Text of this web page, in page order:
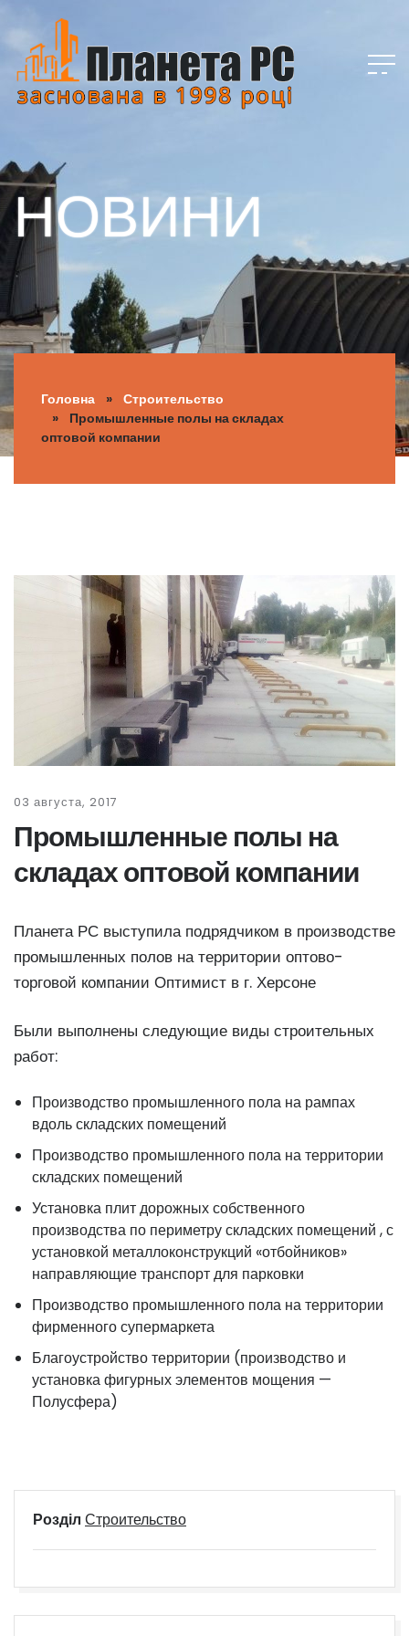
НОВИНИ
Головна » Строительство
» Промышленные полы на складах
оптовой компании
03 августа, 2017
Промышленные полы на
складах оптовой компании
Планета РС выступила подрядчиком в производстве
промышленных полов на территории оптово-
торговой компании Оптимист в г. Херсоне
Были выполнены следующие виды строительных
работ:
Производство промышленного пола на рампах
вдоль складских помещений
Производство промышленного пола на территории
складских помещений
Установка плит дорожныхсобственного
производства по периметру складских помещений , с
установкой металлоконструкций «отбойников»
направляющие транспорт для парковки
Производство промышленного пола на территории
фирменного супермаркета
Благоустройство территории (производство и
установка фигурных элементов мощения —
Полусфера)
Розділ Строительство